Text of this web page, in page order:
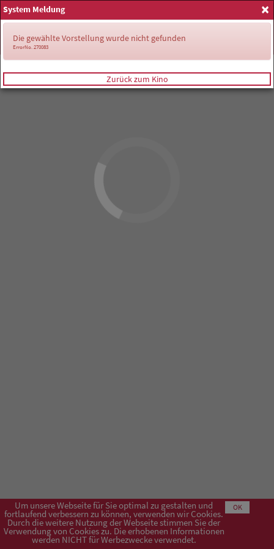
Anmelden
Um unsere Webseite für Sie optimal zu gestalten und
fortlaufend verbessern zu können, verwenden wir Cookies.
Durch die weitere Nutzung der Webseite stimmen Sie der
Verwendung von Cookies zu. Die erhobenen Informationen
werden NICHT für Werbezwecke verwendet.
OK
×
System Meldung
Die gewählte Vorstellung wurde nicht gefunden
ErrorNo. 270083
Zurück zum Kino
Impressum AGB Datenschutzerklärung